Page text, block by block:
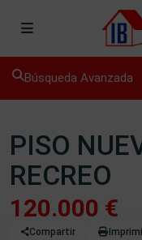
Búsqueda Avanzada
PISO
RECREO
120.000 €
Compartir